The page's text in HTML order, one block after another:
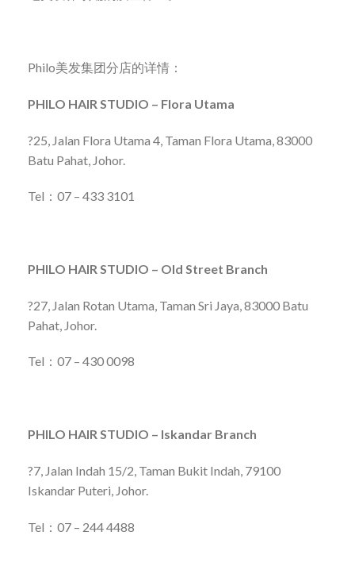
Philo美发集团分店的详情：
PHILO HAIR STUDIO – Flora Utama
?25, Jalan Flora Utama 4, Taman Flora Utama, 83000
Batu Pahat, Johor.
Tel：07 – 433 3101
PHILO HAIR STUDIO – Old Street Branch
?27, Jalan Rotan Utama, Taman Sri Jaya, 83000 Batu
Pahat, Johor.
Tel：07 – 430 0098
PHILO HAIR STUDIO – Iskandar Branch
?7, Jalan Indah 15/2, Taman Bukit Indah, 79100
Iskandar Puteri, Johor.
Tel：07 – 244 4488